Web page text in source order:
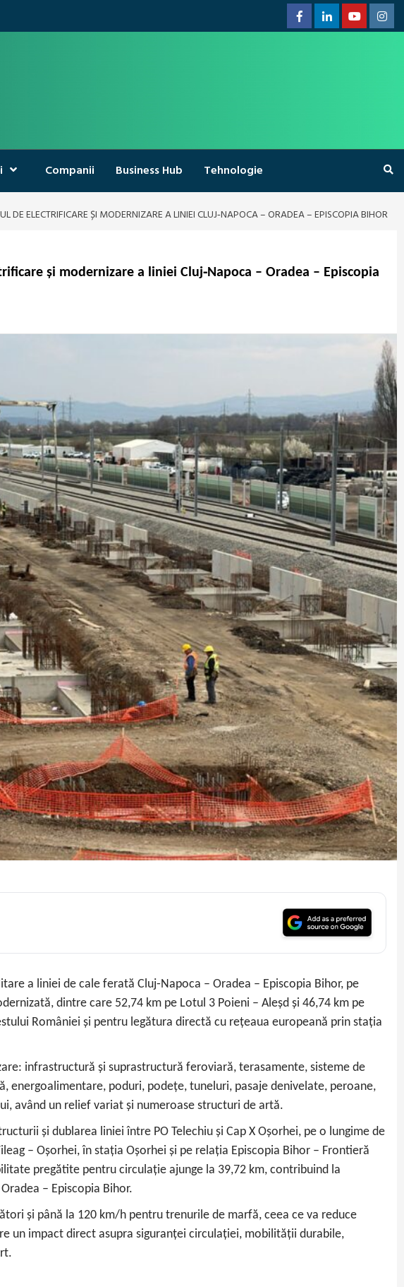
FacebookLinkedinYoutube
Companii Business Hub Tehnologie
ELECTRIFICARE ȘI MODERNIZARE A LINIEI CLUJ‑NAPOCA – ORADEA – EPISCOPIA BIHOR
și modernizare a liniei Cluj‑Napoca – Oradea – Episcopia
a liniei de cale ferată Cluj‑Napoca – Oradea – Episcopia Bihor, pe
dintre care 52,74 km pe Lotul 3 Poieni – Aleșd și 46,74 km pe
României și pentru legătura directă cu rețeaua europeană prin stația
infrastructură și suprastructură feroviară, terasamente, sisteme de
poduri, podețe, tuneluri, pasaje denivelate, peroane,
având un relief variat și numeroase structuri de artă.
și dublarea liniei între PO Telechiu și Cap X Oșorhei, pe o lungime de
– Oșorhei, în stația Oșorhei și pe relația Episcopia Bihor – Frontieră
pregătite pentru circulație ajunge la 39,72 km, contribuind la
– Episcopia Bihor.
și până la 120 km/h pentru trenurile de marfă, ceea ce va reduce
un impact direct asupra siguranței circulației, mobilității durabile,